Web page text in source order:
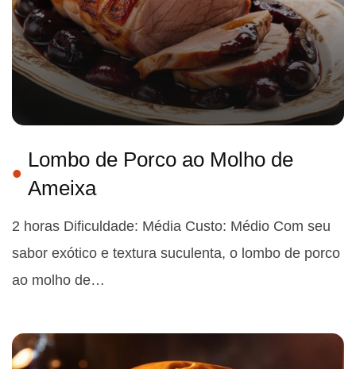
Lombo de Porco ao Molho de
Ameixa
2 horas Dificuldade: Média Custo: Médio Com seu
sabor exótico e textura suculenta, o lombo de porco
ao molho de…